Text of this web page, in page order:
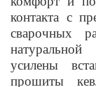
контакта с
сварочных
усилены
прошиты